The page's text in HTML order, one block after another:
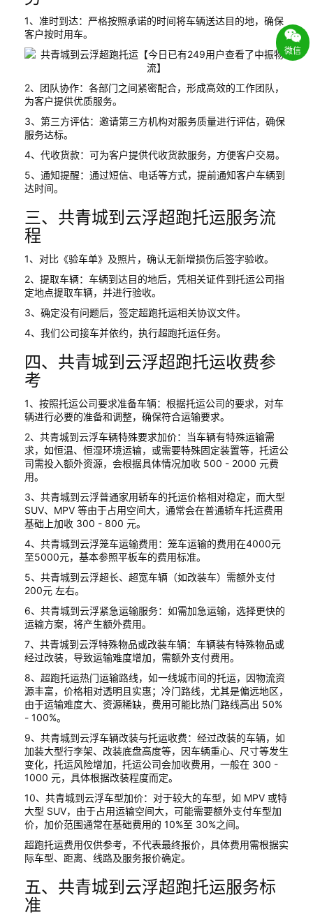
1、准时到达：严格按照承诺的时间将车辆送达目的地，确保
客户按时用车。
2、团队协作：各部门之间紧密配合，形成高效的工作团队，
为客户提供优质服务。
3、第三方评估：邀请第三方机构对服务质量进行评估，确保
服务达标。
4、代收货款：可为客户提供代收货款服务，方便客户交易。
5、通知提醒：通过短信、电话等方式，提前通知客户车辆到
达时间。
三、共青城到云浮超跑托运服务流
程
1、对比《验车单》及照片，确认无新增损伤后签字验收。
2、提取车辆：车辆到达目的地后，凭相关证件到托运公司指
定地点提取车辆，并进行验收。
3、确定没有问题后，签定超跑托运相关协议文件。
4、我们公司接车并依约，执行超跑托运任务。
四、共青城到云浮超跑托运收费参
考
1、按照托运公司要求准备车辆：根据托运公司的要求，对车
辆进行必要的准备和调整，确保符合运输要求。
2、共青城到云浮车辆特殊要求加价：当车辆有特殊运输需
求，如恒温、恒湿环境运输，或需要特殊固定装置等，托运公
司需投入额外资源，会根据具体情况加收 500 - 2000 元费
用。
3、共青城到云浮普通家用轿车的托运价格相对稳定，而大型
SUV、MPV 等由于占用空间大，通常会在普通轿车托运费用
基础上加收 300 - 800 元。
4、共青城到云浮笼车运输费用：笼车运输的费用在4000元
至5000元，基本参照平板车的费用标准。
5、共青城到云浮超长、超宽车辆（如改装车）需额外支付
200元 左右。
6、共青城到云浮紧急运输服务：如需加急运输，选择更快的
运输方案，将产生额外费用。
7、共青城到云浮特殊物品或改装车辆：车辆装有特殊物品或
经过改装，导致运输难度增加，需额外支付费用。
8、超跑托运热门运输路线，如一线城市间的托运，因物流资
源丰富，价格相对透明且实惠；冷门路线，尤其是偏远地区，
由于运输难度大、资源稀缺，费用可能比热门路线高出 50%
- 100%。
9、共青城到云浮车辆改装与托运收费：经过改装的车辆，如
加装大型行李架、改装底盘高度等，因车辆重心、尺寸等发生
变化，托运风险增加，托运公司会加收费用，一般在 300 -
1000 元，具体根据改装程度而定。
10、共青城到云浮车型加价：对于较大的车型，如 MPV 或特
大型 SUV，由于占用运输空间大，可能需要额外支付车型加
价，加价范围通常在基础费用的 10%至 30%之间。
超跑托运费用仅供参考，不代表最终报价，具体费用需根据实
际车型、距离、线路及服务报价确定。
五、共青城到云浮超跑托运服务标
准
微信